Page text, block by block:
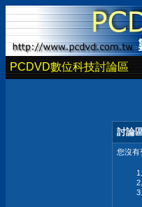
PCDVD數位科技討論區
討論
您沒有